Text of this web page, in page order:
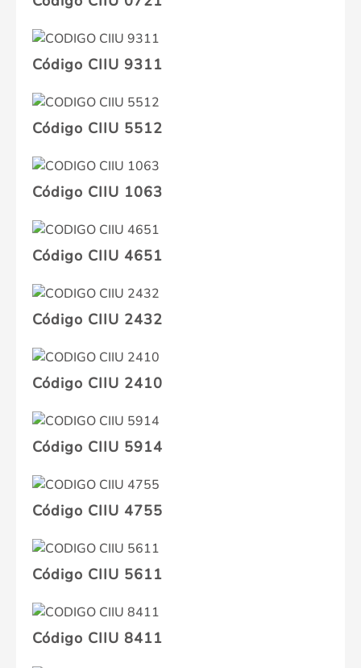
Código CIIU 9311
Código CIIU 5512
Código CIIU 1063
Código CIIU 4651
Código CIIU 2432
Código CIIU 2410
Código CIIU 5914
Código CIIU 4755
Código CIIU 5611
Código CIIU 8411